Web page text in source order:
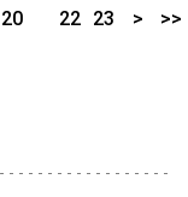
20
22 23 > >>